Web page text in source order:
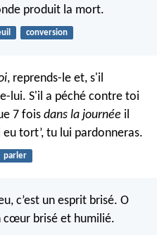
produit la mort.
conversion
, reprends-le et, s'il
lui. S'il a péché contre toi
7 fois dans la journée il
eu tort’, tu lui pardonneras.
parler
c’est un esprit brisé. O
cœur brisé et humilié.